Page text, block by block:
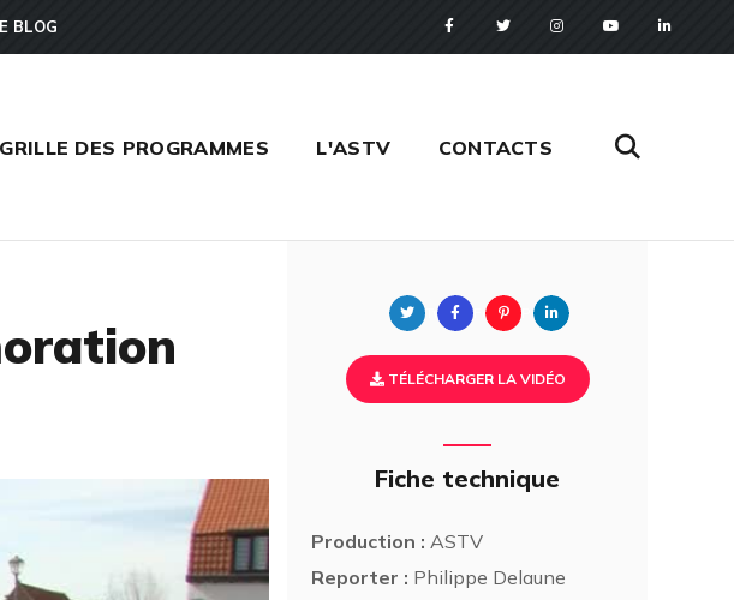
BLOG
GRILLE DES PROGRAMMES L'ASTV CONTACTS
Twitter FacebookPinterest
TÉLÉCHARGER LA VIDÉO
Fiche technique
Production : ASTV
Reporter : Philippe Delaune